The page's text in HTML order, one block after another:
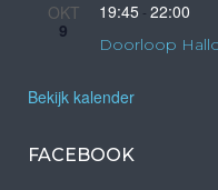
OKT
9
19:45 - 22:00
Doorloop
Bekijk kalender
FACEBOOK